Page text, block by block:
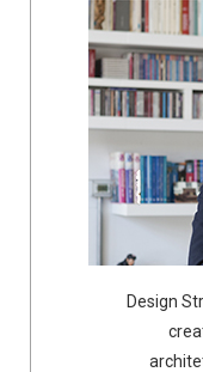
Design